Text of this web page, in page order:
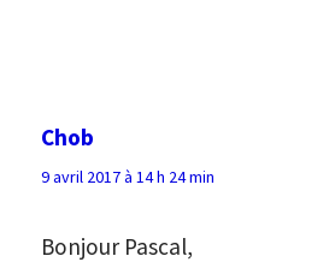
Chob
9 avril 2017 à 14 h 24 min
Bonjour Pascal,